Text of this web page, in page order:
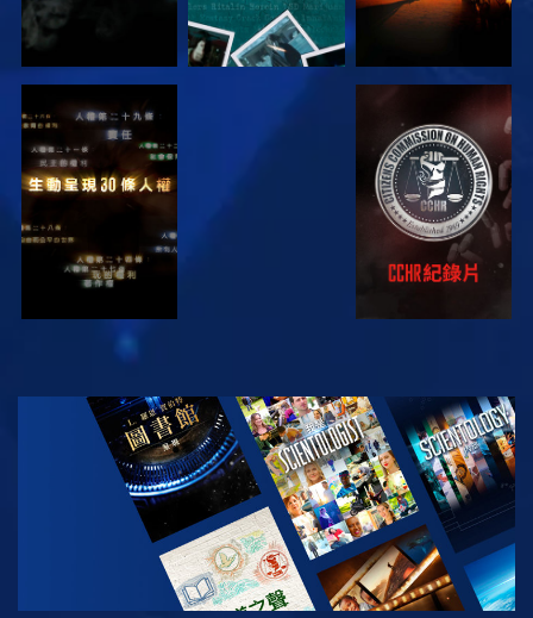
觀看 觀看
觀看 探索系列節目